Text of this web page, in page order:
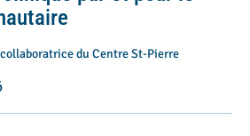
du Centre St-Pierre